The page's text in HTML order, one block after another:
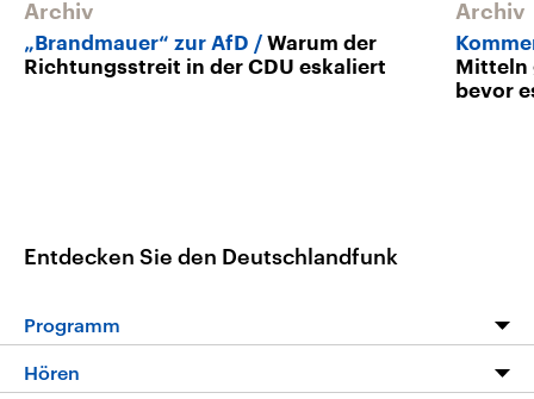
Archiv
„Brandmauer“ zur AfD
Warum der
Richtungsstreit in der CDU eskaliert
Archiv
Mitteln
bevor
Entdecken Sie den Deutschlandfunk
Programm
Programm
Hören